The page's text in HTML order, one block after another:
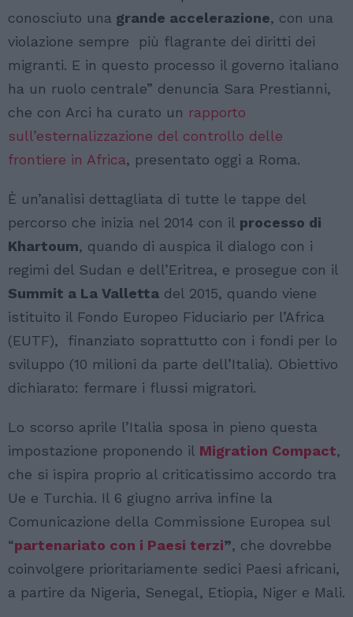
conosciuto una grande accelerazione, con una
violazione sempre più flagrante dei diritti dei
migranti. E in questo processo il governo italiano
ha un ruolo centrale” denuncia Sara Prestianni,
che con Arci ha curato un rapporto
sull’esternalizzazione del controllo delle
frontiere in Africa, presentato oggi a Roma.
È un’analisi dettagliata di tutte le tappe del
percorso che inizia nel 2014 con il processo di
Khartoum, quando di auspica il dialogo con i
regimi del Sudan e dell’Eritrea, e prosegue con il
Summit a La Valletta del 2015, quando viene
istituito il Fondo Europeo Fiduciario per l’Africa
(EUTF), finanziato soprattutto con i fondi per lo
sviluppo (10 milioni da parte dell’Italia). Obiettivo
dichiarato: fermare i flussi migratori.
Lo scorso aprile l’Italia sposa in pieno questa
impostazione proponendo il Migration Compact,
che si ispira proprio al criticatissimo accordo tra
Ue e Turchia. Il 6 giugno arriva infine la
Comunicazione della Commissione Europea sul
“partenariato con i Paesi terzi”, che dovrebbe
coinvolgere prioritariamente sedici Paesi africani,
a partire da Nigeria, Senegal, Etiopia, Niger e Mali.